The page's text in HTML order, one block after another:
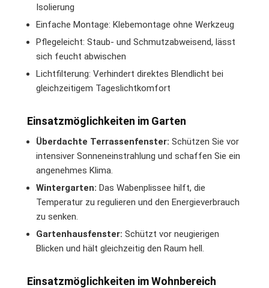
Isolierung
Einfache Montage: Klebemontage ohne Werkzeug
Pflegeleicht: Staub- und Schmutzabweisend, lässt
sich feucht abwischen
Lichtfilterung: Verhindert direktes Blendlicht bei
gleichzeitigem Tageslichtkomfort
Einsatzmöglichkeiten im Garten
Überdachte Terrassenfenster: Schützen Sie vor
intensiver Sonneneinstrahlung und schaffen Sie ein
angenehmes Klima.
Wintergarten: Das Wabenplissee hilft, die
Temperatur zu regulieren und den Energieverbrauch
zu senken.
Gartenhausfenster: Schützt vor neugierigen
Blicken und hält gleichzeitig den Raum hell.
Einsatzmöglichkeiten im Wohnbereich